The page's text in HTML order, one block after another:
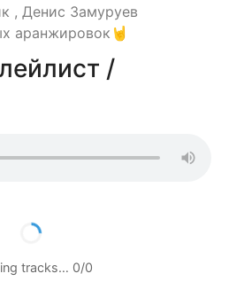
, Денис Замуруев
аранжировок🤘
/
tracks… 0/0